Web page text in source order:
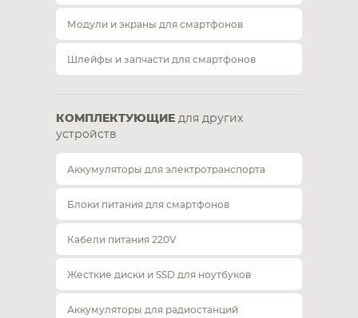
Модули и экраны для смартфонов
Шлейфы и запчасти для смартфонов
КОМПЛЕКТУЮЩИЕ для других
устройств
Аккумуляторы для электротранспорта
Блоки питания для смартфонов
Кабели питания 220V
Жесткие диски и SSD для ноутбуков
Аккумуляторы для радиостанций